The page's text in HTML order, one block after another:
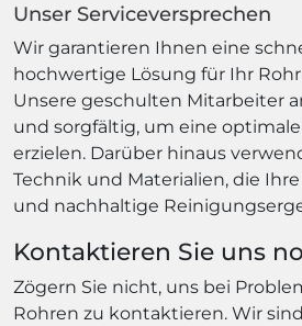
Unser Serviceversprechen
Wir garantieren Ihnen eine
hochwertige Lösung für Ihr
Unsere geschulten Mitarbeiter
und sorgfältig, um eine
erzielen. Darüber hinaus
Technik und Materialien, die
und nachhaltige
Kontaktieren Sie uns
Zögern Sie nicht, uns bei
Rohren zu kontaktieren. Wir